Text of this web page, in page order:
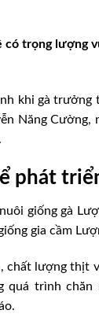
có trọng lượng
khi gà trưởng
Năng Cường,
phát
giống gà
gia cầm
chất lượng thịt
quá trình